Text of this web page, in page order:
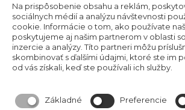
Kristína Mravcová- KriMRock
Podvysoká 174
023 57 Podvysoká
IČO: 53829191
Okresný úrad Čadca
Obchodné podmineky
Na prispôsobenie obsahu a reklám,
sociálnych médií a analýzu návštevnosti
cookie. Informácie o tom, ako používate
poskytujeme aj našim partnerom v oblasti
inzercie a analýzy. Títo partneri môžu
skombinovať s ďalšími údajmi, ktoré ste im
od vás získali, keď ste používali ich služby.
Základné Preferencie